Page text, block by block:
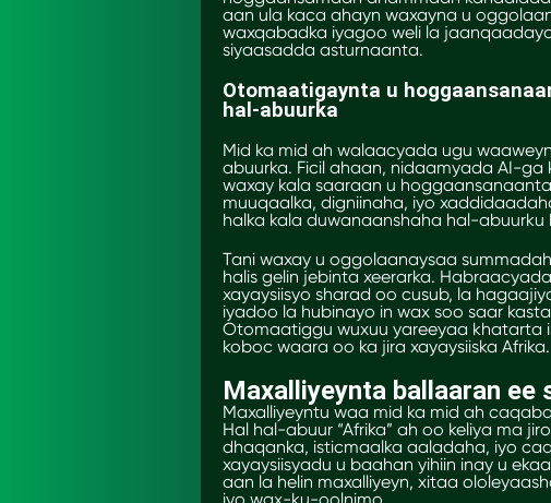
aan ula kaca ahayn waxayna u
waxqabadka iyagoo weli la
siyaasadda asturnaanta.
Otomaatigaynta u
hal-abuurka
Mid ka mid ah walaacyada ugu
abuurka. Ficil ahaan, nidaamyada AI-
waxay kala saaraan u
muuqaalka, digniinaha, iyo
halka kala duwanaanshaha hal-
Tani waxay u oggolaanaysaa
halis gelin jebinta xeerarka.
xayaysiisyo sharad oo cusub, la
iyadoo la hubinayo in wax soo saar
Otomaatiggu wuxuu yareeyaa khatarta
koboc waara oo ka jira xayaysiiska Afrika.
Maxalliyeynta ballaaran ee
Maxalliyeyntu waa mid ka mid ah
Hal hal-abuur “Afrika” ah oo keliya ma
dhaqanka, isticmaalka aaladaha, iyo
xayaysiisyadu u baahan yihiin inay u
aan la helin maxalliyeyn, xitaa